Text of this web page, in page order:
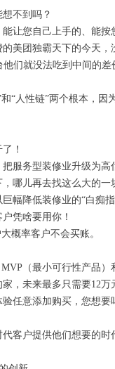
不到吗？
能让您自己上手的、能
美团独霸天下的今天
他们就没法吃到中间的差
“人性链”两个根本 ， 因
！
把服务型装修业升级为
，哪儿再去找这么大的一
幅降低装修业的“白痴
凭啥要用你！
大概率客户不会买账。
（最小可行性产品
，未来最多只需要12
任意添加购买， 您想要
客户提供他们想要的时